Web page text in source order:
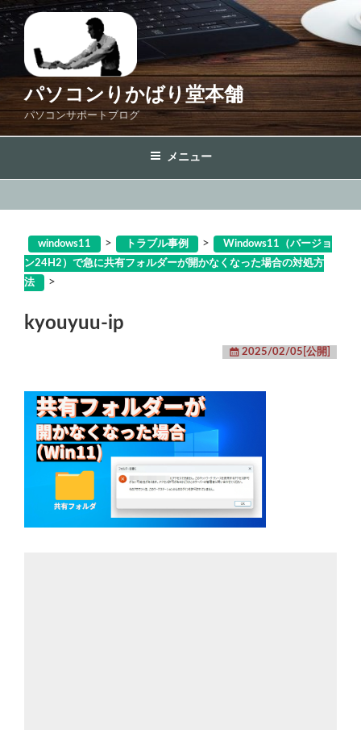
コ
ン
テ
ス
プ
パソコンりかばり堂本舗
パソコンサポートブログ
メニュー
windows11 > トラブル事例 >
Windows11（バージョ
ン24H2）で急に共有フォルダーが開かなくなった場合の対処方
法
>
kyouyuu-ip
2025/02/05[公開]